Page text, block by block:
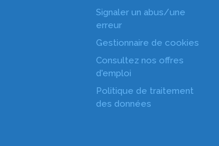
Signaler un abus/une
erreur
Gestionnaire de cookies
Consultez nos offres
d'emploi
Politique de traitement
des données